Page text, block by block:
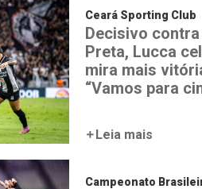
Ceará Sporting Club
Decisivo
Preta, Lucca
mira mais
“Vamos para
Leia mais
Campeonato